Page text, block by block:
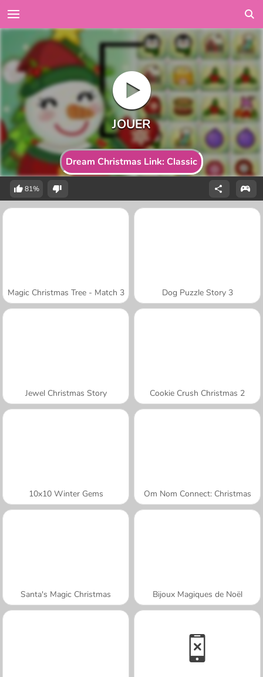
Dream Christmas Link: Classic
81%
Magic Christmas Tree - Match 3 Dog Puzzle Story 3
Jewel Christmas Story Cookie Crush Christmas 2
10x10 Winter Gems Om Nom Connect: Christmas
Santa's Magic Christmas Bijoux Magiques de Noël